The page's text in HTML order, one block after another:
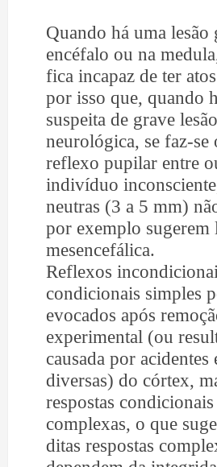
Quando há uma lesão
encéfalo ou na
fica incapaz de ter
por isso que, quando
suspeita de grave lesão
neurológica, se faz-se
reflexo pupilar entre
indivíduo
neutras (3 a 5 mm)
por exemplo sugerem
mesencefálica.
Reflexos
condicionais simples
evocados após
experimental (ou
causada por acidentes
diversas) do córtex,
respostas
complexas, o que
ditas respostas